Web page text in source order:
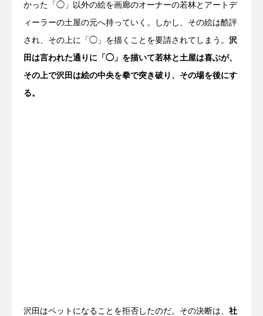
かった「◯」以外の絵を画廊のオーナーの若林とアートデ
ィーラーの土屋の元へ持っていく。しかし、その絵は酷評
され、その上に「◯」を描くことを要請されてしまう。 沢
田は言われた通りに「◯」を描いて若林と土屋は喜ぶが、
その上で沢田は絵の中央を拳で突き破り、その場を後にす
る。
沢田はペットになることを拒否したのだ。その決断は、 社